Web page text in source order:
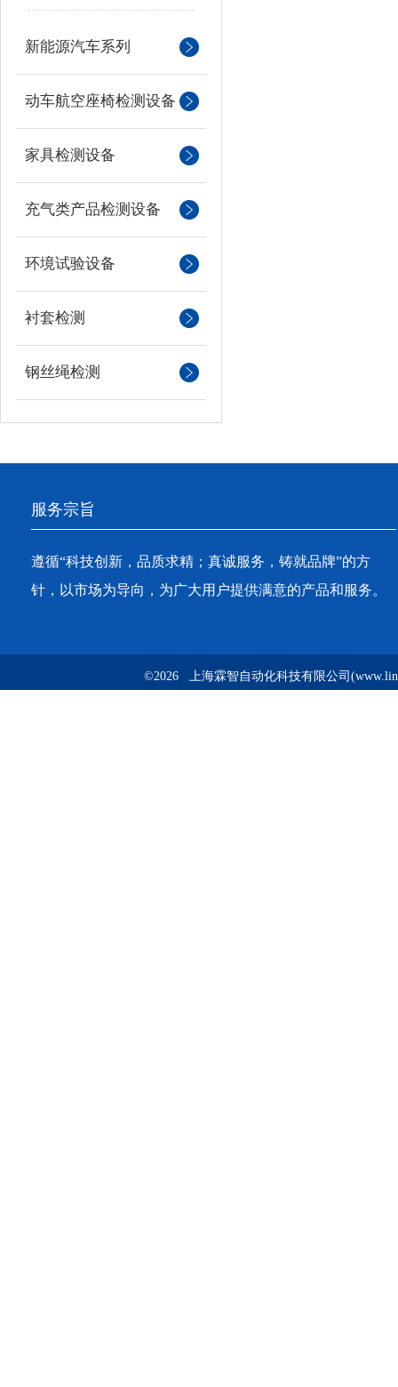
新能源汽车系列
动车航空座椅检测设备
家具检测设备
充气类产品检测设备
环境试验设备
衬套检测
钢丝绳检测
服务宗旨
遵循“科技创新，品质求精；真诚服务，铸就品牌”的方
针，以市场为导向，为广大用户提供满意的产品和服务。
©2026 上海霖智自动化科技有限公司